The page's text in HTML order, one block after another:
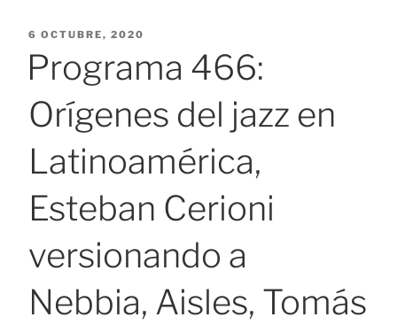
PUBLICADO
6 OCTUBRE, 2020
Programa 466:
Orígenes del jazz en
Latinoamérica,
Esteban Cerioni
versionando a
Nebbia, Aisles, Tomás